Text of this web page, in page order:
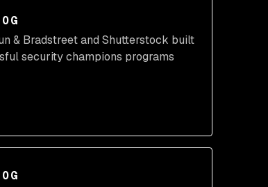
& Bradstreet and Shutterstock built
security champions programs